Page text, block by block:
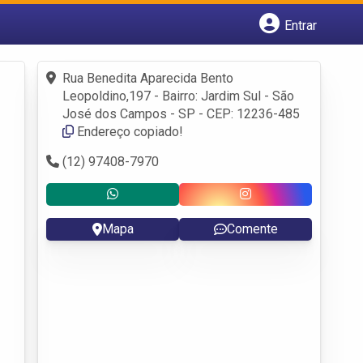
Entrar
Fazer login
Criar conta
Rua Benedita Aparecida Bento
Leopoldino,197 - Bairro: Jardim Sul - São
José dos Campos - SP - CEP: 12236-485
Endereço copiado!
(12) 97408-7970
Mapa Comente